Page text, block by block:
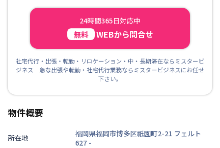
24時間365日対応中
無料 WEBから問合せ
社宅代行・出張・転勤・リロケーション・中・長期滞在ならミスタービ
ジネス 急な出張や転勤・社宅代行業務ならミスタービジネスにお任せ
下さい。
物件概要
所在地
福岡県福岡市博多区祇園町2-21 フェルト
627 -